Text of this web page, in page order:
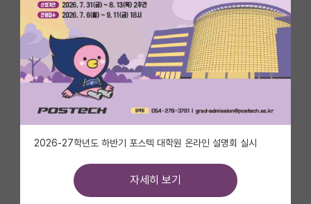
커뮤니티 홈
전체글보기
베스트 게시판
IF 명예의전당
자유 게시판(아무개랩)
미국 유학 게시판
미국 대학원 합격 후기 게시판
2026-27학년도 하반기 포스텍 대학원 온라인 설명회 실시
자세히 보기